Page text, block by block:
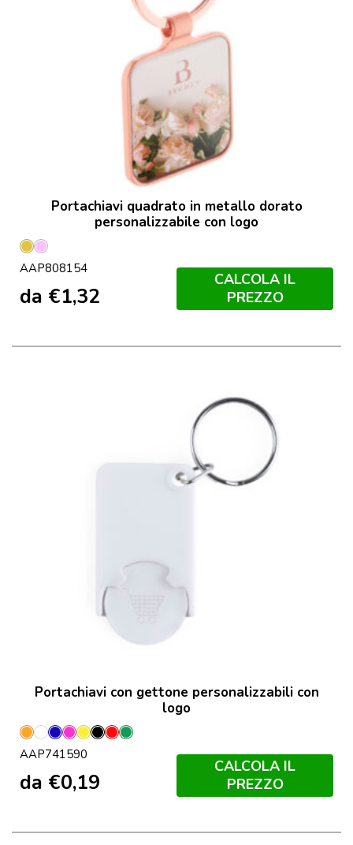
Portachiavi quadrato in metallo dorato
personalizzabile con logo
OroRosa
AAP808154
da €1,32
CALCOLA IL
PREZZO
Portachiavi con gettone personalizzabili con
logo
Arancione
Bianco
BluFucsia
Giallo
Nero
RossoVerde
AAP741590
da €0,19
CALCOLA IL
PREZZO